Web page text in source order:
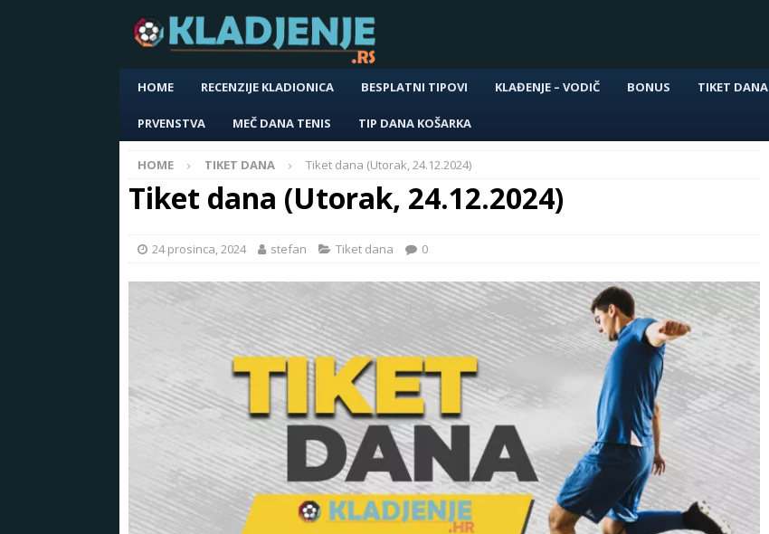
HOME RECENZIJE KLADIONICA BESPLATNI TIPOVI KLAĐENJE – VODIČ BONUS TIKET DANA
PRVENSTVA MEČ DANA TENIS TIP DANA KOŠARKA
HOME TIKET DANA Tiket dana (Utorak, 24.12.2024)
Tiket dana (Utorak, 24.12.2024)
24 prosinca, 2024 stefan Tiket dana 0